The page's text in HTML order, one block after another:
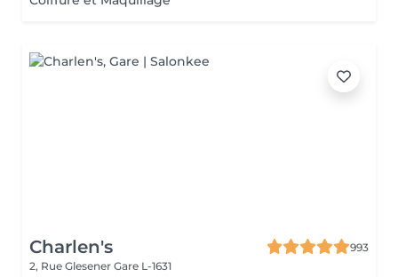
Charlen's
993
2, Rue Glesener Gare L-1631